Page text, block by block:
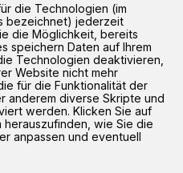
die Technologien (im
bezeichnet) jederzeit
die Möglichkeit, bereits
speichern Daten auf Ihrem
Technologien deaktivieren,
Website nicht mehr
für die Funktionalität der
anderem diverse Skripte und
werden. Klicken Sie auf
wie Sie die
anpassen und eventuell